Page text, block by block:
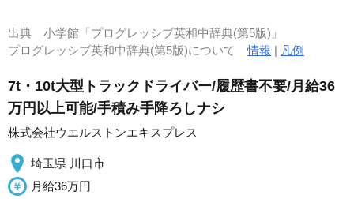
出典 小学館「プログレッシブ英和中辞典(第5版)」
プログレッシブ英和中辞典(第5版)について情報 | 凡例
7t・10t大型トラックドライバー/履歴書不要/月給36
万円以上可能/手積み手降ろしナシ
株式会社ウエルストンエキスプレス
埼玉県 川口市
月給36万円